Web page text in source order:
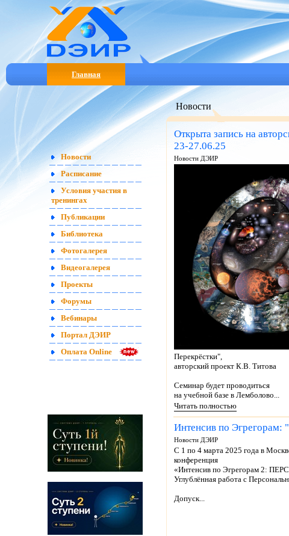
Главная
Новости
Расписание
Условия участия в
тренингах
Публикации
Библиотека
Фотогалерея
Видеогалерея
Проекты
Форумы
Вебинары
Портал ДЭИР
Оплата Online
Новости
Открыта запись на
23-27.06.25
Новости ДЭИР
Перекрёстки",
авторский проект К.В. Титова
Семинар будет проводиться
на учебной базе в Лемболово...
Читать полностью
Интенсив по
Новости ДЭИР
С 1 по 4 марта 2025 года в
конференция
«Интенсив по Эгрегорам 2:
Углублённая работа с
Допуск...